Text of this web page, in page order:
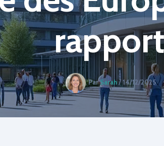
ParSarah/14/12/2025